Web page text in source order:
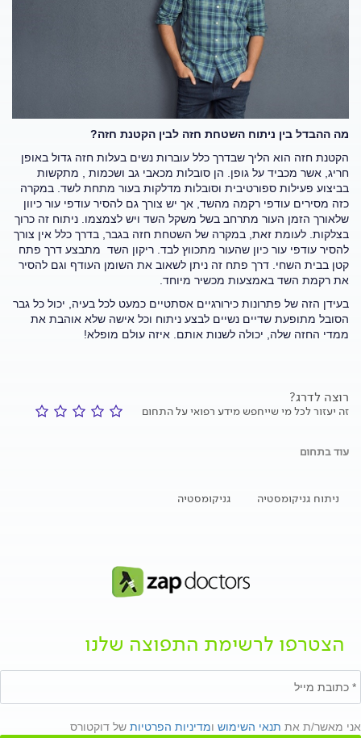
מה ההבדל בין ניתוח השטחת חזה לבין הקטנת חזה?
הקטנת חזה הוא הליך שבדרך כלל עוברות נשים בעלות חזה גדול באופן
חריג, אשר מכביד על גופן. הן סובלות מכאבי גב ושכמות , מתקשות
בביצוע פעילות ספורטיבית וסובלות מדלקות בעור מתחת לשד. במקרה
כזה מסירים עודפי רקמה מהשד, אך יש צורך גם להסיר עודפי עור כיוון
שלאורך הזמן העור מתרחב בשל משקל השד ויש לצמצמו. ניתוח זה כרוך
בצלקות. לעומת זאת, במקרה של השטחת חזה בגבר, בדרך כלל אין צורך
להסיר עודפי עור כיון שהעור מתכווץ לבד. ריקון השד מתבצע דרך פתח
קטן בבית השחי. דרך פתח זה ניתן לשאוב את השומן העודף וגם להסיר
את רקמת השד באמצעות מכשיר מיוחד.
בעידן הזה של פתרונות כירורגיים אסתטיים כמעט לכל בעיה, יכול כל גבר
הסובל מתופעת שדיים נשיים לבצע ניתוח וכל אישה שלא אוהבת את
ממדי החזה שלה, יכולה לשנות אותם. איזה עולם מופלא!
רוצה לדרג?
זה יעזור לכל מי שייחפש מידע רפואי על התחום
עוד בתחום
ניתוח גניקומסטיה גניקומסטיה
הצטרפו לרשימת התפוצה שלנו
אני מאשר/ת את תנאי השימוש ומדיניות הפרטיות של דוקטורס